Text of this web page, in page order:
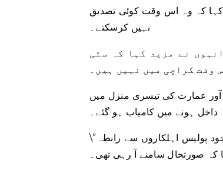
کہ وہ اس وقت کوئی تصدیق
نہیں کرسکتے۔
نے مزید کہا کہ سٹی
وقت کراچی میں نہیں ہیں۔
آور عمارت کی تیسری منزل میں
داخل ہونے میں کامیاب ہو گئے۔
\”انہوں نے عمارت پر ایک راکٹ فائر کیا۔ ہم فی الحال عمارت کے اندر موجود پولیس اہلکاروں سے رابطہ
کہ صورتحال سامنے آ رہی تھی۔